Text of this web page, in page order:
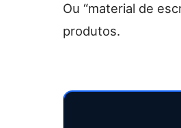
Ou “material de
produtos.